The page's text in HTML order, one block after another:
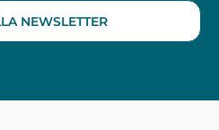
NEWSLETTER